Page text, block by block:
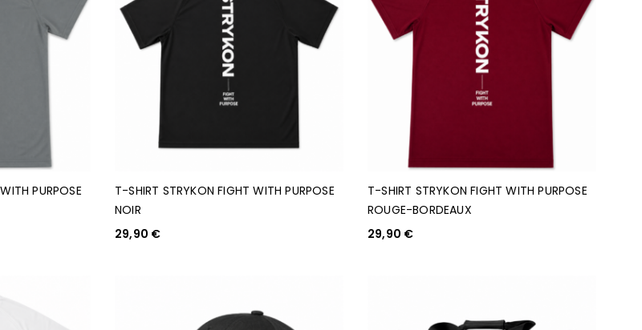
PURPOSE
T-SHIRT STRYKON FIGHT WITH PURPOSE
NOIR
29,90 €
T-SHIRT STRYKON FIGHT WITH PURPOSE
ROUGE-BORDEAUX
29,90 €